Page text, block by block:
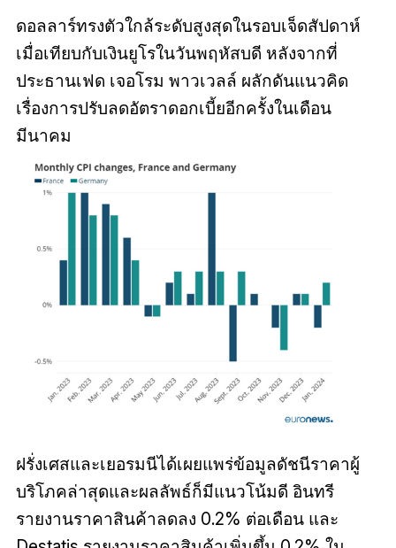
ดอลลาร์ทรงตัวใกล้ระดับสูงสุดในรอบเจ็ดสัปดาห์
เมื่อเทียบกับเงินยูโรในวันพฤหัสบดี หลังจากที่
ประธานเฟด เจอโรม พาวเวลล์ ผลักดันแนวคิด
เรื่องการปรับลดอัตราดอกเบี้ยอีกครั้งในเดือน
มีนาคม
ฝรั่งเศสและเยอรมนีได้เผยแพร่ข้อมูลดัชนีราคาผู้
บริโภคล่าสุดและผลลัพธ์ก็มีแนวโน้มดี อินทรี
รายงานราคาสินค้าลดลง 0.2% ต่อเดือน และ